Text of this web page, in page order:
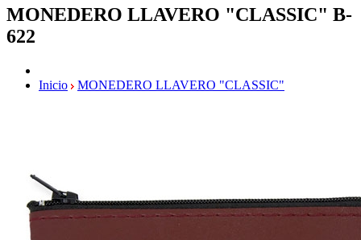
MONEDERO LLAVERO "CLASSIC" B-
622
Inicio MONEDERO LLAVERO "CLASSIC"